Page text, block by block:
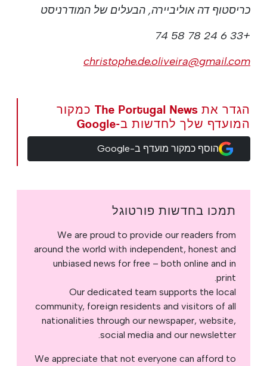
כריסטוף דה אוליביירה, הבעלים של המודרניסט
+33 6 24 78 58 74
christophe.de.oliveira@gmail.com
הגדר את The Portugal News כמקור
המועדף שלך לחדשות ב-Google
הוסף כמקור מועדף ב-Google
תמכו בחדשות פורטוגל
We are proud to provide our readers from
around the world with independent, honest and
unbiased news for free – both online and in
print.
Our dedicated team supports the local
community, foreign residents and visitors of all
nationalities through our newspaper, website,
social media and our newsletter.
We appreciate that not everyone can afford to